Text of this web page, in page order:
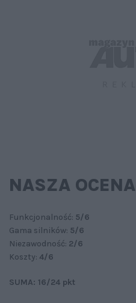
NASZA OCENA
Funkcjonalność: 5/6
Gama silników: 5/6
Niezawodność: 2/6
Koszty: 4/6
SUMA: 16/24 pkt